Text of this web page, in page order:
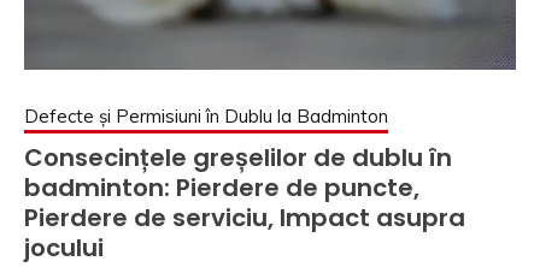
Defecte și Permisiuni în Dublu la Badminton
Consecințele greșelilor de dublu în
badminton: Pierdere de puncte,
Pierdere de serviciu, Impact asupra
jocului